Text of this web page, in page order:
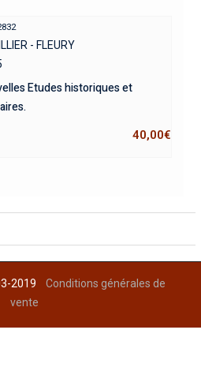
- FLEURY
Etudes historiques et
40,00€
2019Conditions générales de
vente